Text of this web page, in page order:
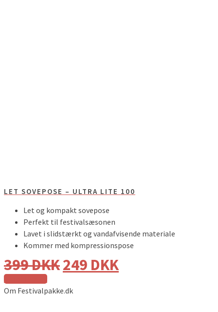
LET SOVEPOSE – ULTRA LITE 100
Let og kompakt sovepose
Perfekt til festivalsæsonen
Lavet i slidstærkt og vandafvisende materiale
Kommer med kompressionspose
399DKK249 DKK
Tilføj til kurv
Om Festivalpakke.dk